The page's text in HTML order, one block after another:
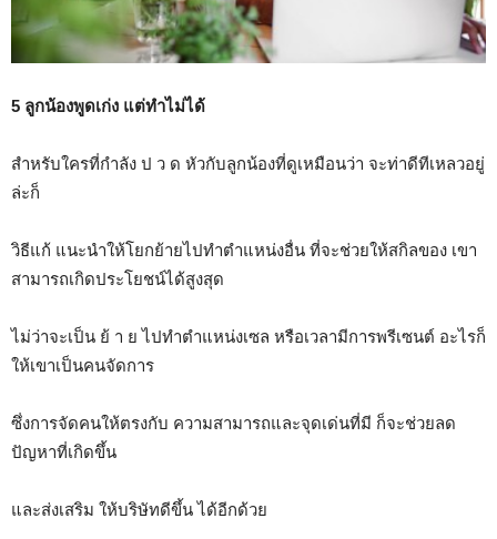
5 ลูกน้องพูดเก่ง แต่ทำไม่ได้
สำหรับใครที่กำลัง ป ว ด หัวกับลูกน้องที่ดูเหมือนว่า จะท่าดีทีเหลวอยู่
ล่ะก็
วิธีแก้ แนะนำให้โยกย้ายไปทำตำแหน่งอื่น ที่จะช่วยให้สกิลของ เขา
สามารถเกิดประโยชน์ได้สูงสุด
ไม่ว่าจะเป็น ย้ า ย ไปทำตำแหน่งเซล หรือเวลามีการพรีเซนต์ อะไรก็
ให้เขาเป็นคนจัดการ
ซึ่งการจัดคนให้ตรงกับ ความสามารถและจุดเด่นที่มี ก็จะช่วยลด
ปัญหาที่เกิดขึ้น
และส่งเสริม ให้บริษัทดีขึ้น ได้อีกด้วย